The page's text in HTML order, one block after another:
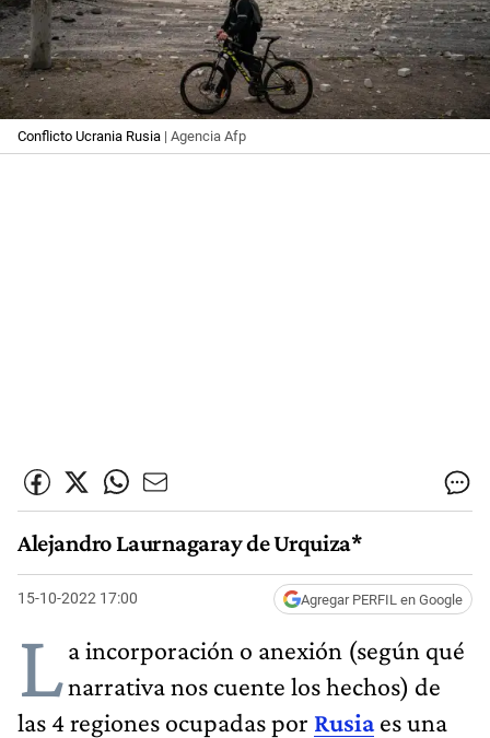
Conflicto Ucrania Rusia | Agencia Afp
Alejandro Laurnagaray de Urquiza*
15-10-2022 17:00 Agregar PERFIL en Google
La incorporación o anexión (según qué
narrativa nos cuente los hechos) de
las 4 regiones ocupadas por Rusiaes una